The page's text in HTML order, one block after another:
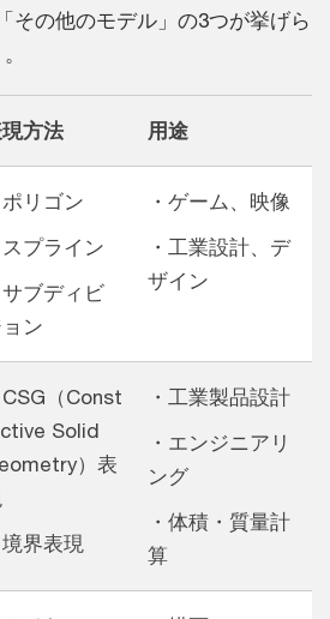
その他のモデル」の3つが挙げら
方法 用途
ポリゴン
スプライン
サブディビ
ン
・ゲーム、映像
・工業設計、デ
ザイン
CSG（Const
Solid
）表
境界表現
・工業製品設計
・エンジニアリ
ング
・体積・質量計
算